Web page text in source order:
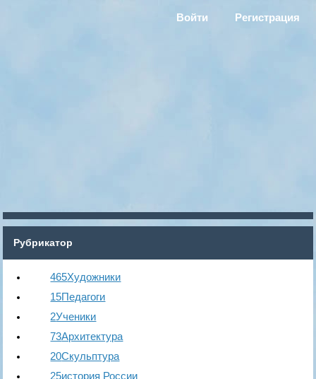
Войти Регистрация
Рубрикатор
465Художники
15Педагоги
2Ученики
73Архитектура
20Скульптура
25история России